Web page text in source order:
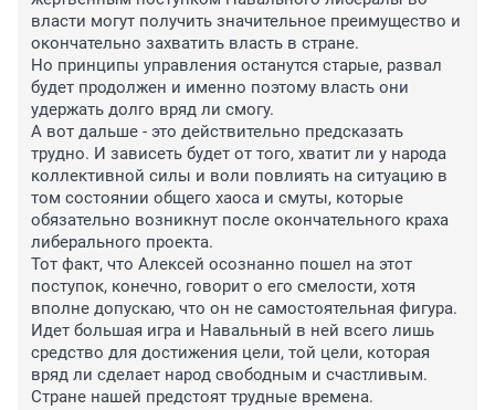
власти могут получить значительное преимущество и
окончательно захватить власть в стране.
Но принципы управления останутся старые, развал
будет продолжен и именно поэтому власть они
удержать долго вряд ли смогу.
А вот дальше - это действительно предсказать
трудно. И зависеть будет от того, хватит ли у народа
коллективной силы и воли повлиять на ситуацию в
том состоянии общего хаоса и смуты, которые
обязательно возникнут после окончательного краха
либерального проекта.
Тот факт, что Алексей осознанно пошел на этот
поступок, конечно, говорит о его смелости, хотя
вполне допускаю, что он не самостоятельная фигура.
Идет большая игра и Навальный в ней всего лишь
средство для достижения цели, той цели, которая
вряд ли сделает народ свободным и счастливым.
Стране нашей предстоят трудные времена.